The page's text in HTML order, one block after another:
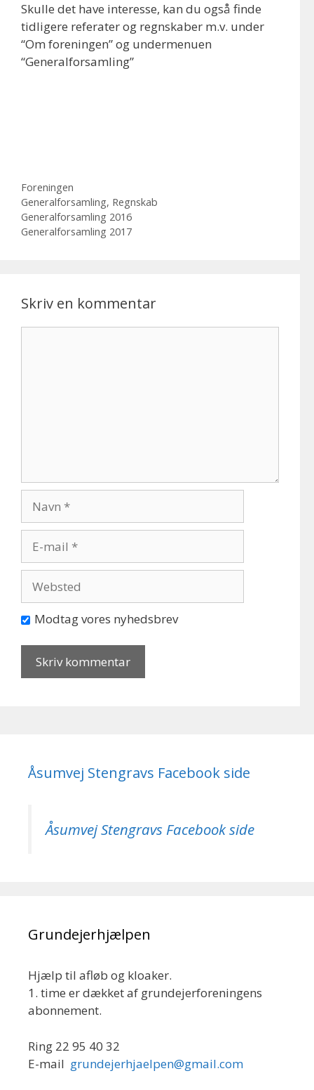
Skulle det have interesse, kan du også finde
tidligere referater og regnskaber m.v. under
“Om foreningen” og undermenuen
“Generalforsamling”
Kategorier
Foreningen
Tags
Generalforsamling, Regnskab
Generalforsamling 2016
Generalforsamling 2017
Skriv en kommentar
mail
Modtag vores nyhedsbrev
Åsumvej Stengravs Facebook side
Åsumvej Stengravs Facebook side
Grundejerhjælpen
Hjælp til afløb og kloaker.
1. time er dækket af grundejerforeningens
abonnement.
Ring 22 95 40 32
E-mail grundejerhjaelpen@gmail.com